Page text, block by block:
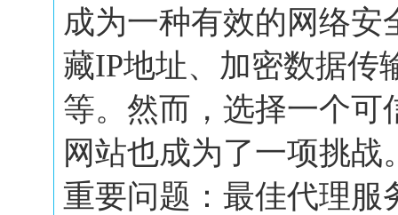
成为一种有效的网络
藏IP地址、加密数据传
等。然而，选择一个可
网站也成为了一项挑
重要问题：最佳代理服